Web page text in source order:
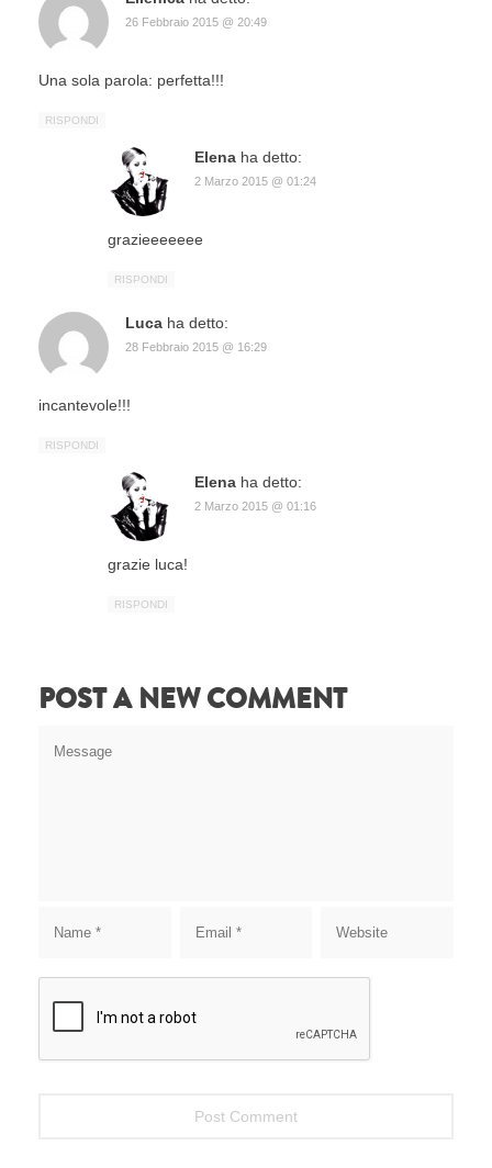
26 Febbraio 2015 @ 20:49
Una sola parola: perfetta!!!
RISPONDI
Elena ha detto:
2 Marzo 2015 @ 01:24
grazieeeeeee
RISPONDI
Luca ha detto:
28 Febbraio 2015 @ 16:29
incantevole!!!
RISPONDI
Elena ha detto:
2 Marzo 2015 @ 01:16
grazie luca!
RISPONDI
POST A NEW COMMENT